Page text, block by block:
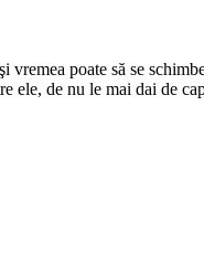
poate să se
ele, de nu le mai dai de